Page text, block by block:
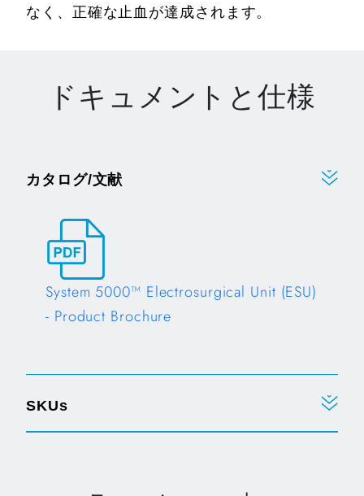
なく、正確な止血が達成されます。
ドキュメントと仕様
カタログ/文献
System 5000™ Electrosurgical Unit (ESU)
- Product Brochure
SKUs